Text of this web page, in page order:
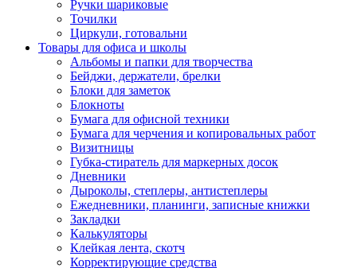
Ручки шариковые
Точилки
Циркули, готовальни
Товары для офиса и школы
Альбомы и папки для творчества
Бейджи, держатели, брелки
Блоки для заметок
Блокноты
Бумага для офисной техники
Бумага для черчения и копировальных работ
Визитницы
Губка-стиратель для маркерных досок
Дневники
Дыроколы, степлеры, антистеплеры
Ежедневники, планинги, записные книжки
Закладки
Калькуляторы
Клейкая лента, скотч
Корректирующие средства